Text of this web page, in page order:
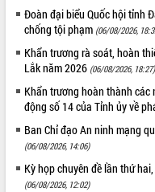
Hội thảo góp ý hồ sơ điều chỉnh
hoạch tỉnh Đắk Lắk thời kỳ 2021-
tầm nhìn đến năm 2050
Nâng cao hiệu quả hoạt động của
doanh nghiệp nhà nước
Hội nghị triển khai kết nối mạng
truyền số liệu chuyên dùng phục
quan Đảng, Nhà nước
Lễ phát động chuỗi hoạt động
tay làm sạch môi trường
Đoàn đại biểu Quốc hội tỉnh
chống tội phạm (06/08/2026,
Khẩn trương rà soát, hoàn
Lắk năm 2026 (06/08/2026, 18:27)
Khẩn trương hoàn thành các
động số 14 của Tỉnh ủy về
Ban Chỉ đạo An ninh mạng
(06/08/2026, 14:06)
Kỳ họp chuyên đề lần thứ
(06/08/2026, 12:02)